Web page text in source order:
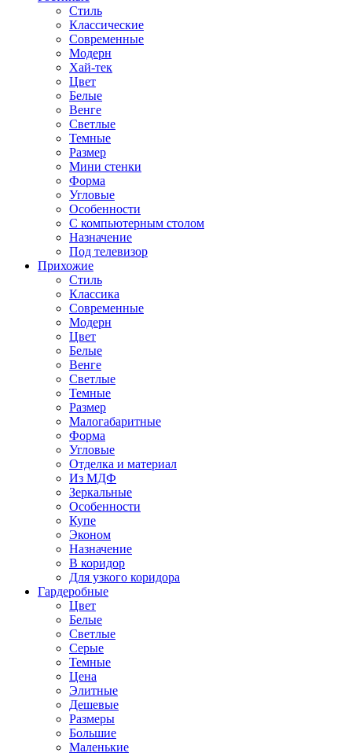
Стиль
Классические
Современные
Модерн
Хай-тек
Цвет
Белые
Венге
Светлые
Темные
Размер
Мини стенки
Форма
Угловые
Особенности
С компьютерным столом
Назначение
Под телевизор
Прихожие
Стиль
Классика
Современные
Модерн
Цвет
Белые
Венге
Светлые
Темные
Размер
Малогабаритные
Форма
Угловые
Отделка и материал
Из МДФ
Зеркальные
Особенности
Купе
Эконом
Назначение
В коридор
Для узкого коридора
Гардеробные
Цвет
Белые
Светлые
Серые
Темные
Цена
Элитные
Дешевые
Размеры
Большие
Маленькие